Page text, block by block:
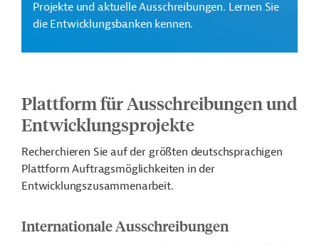
Projekte und aktuelle Ausschreibungen. Lernen Sie
die Entwicklungsbanken kennen.
Plattform für Ausschreibungen und
Entwicklungsprojekte
Recherchieren Sie auf der größten deutschsprachigen
Plattform Auftragsmöglichkeiten in der
Entwicklungszusammenarbeit.
Internationale Ausschreibungen